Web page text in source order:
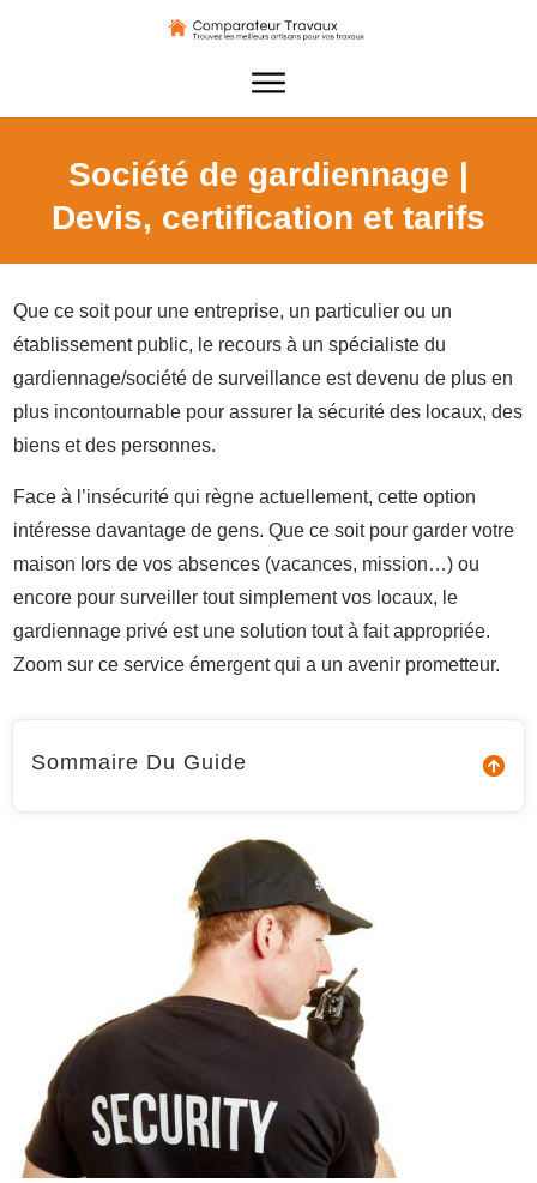
Société de gardiennage |
Devis, certification et tarifs
Que ce soit pour une entreprise, un particulier ou un
établissement public, le recours à un spécialiste du
gardiennage/société de surveillance est devenu de plus en
plus incontournable pour assurer la sécurité des locaux, des
biens et des personnes.
Face à l’insécurité qui règne actuellement, cette option
intéresse davantage de gens. Que ce soit pour garder votre
maison lors de vos absences (vacances, mission…) ou
encore pour surveiller tout simplement vos locaux, le
gardiennage privé est une solution tout à fait appropriée.
Zoom sur ce service émergent qui a un avenir prometteur.
Sommaire Du Guide